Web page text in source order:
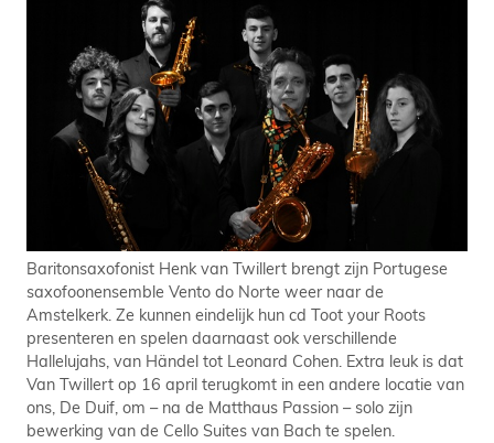
Baritonsaxofonist Henk van Twillert brengt zijn Portugese
saxofoonensemble Vento do Norte weer naar de
Amstelkerk. Ze kunnen eindelijk hun cd Toot your Roots
presenteren en spelen daarnaast ook verschillende
Hallelujahs, van Händel tot Leonard Cohen. Extra leuk is dat
Van Twillert op 16 april terugkomt in een andere locatie van
ons, De Duif, om – na de Matthaus Passion – solo zijn
bewerking van de Cello Suites van Bach te spelen.